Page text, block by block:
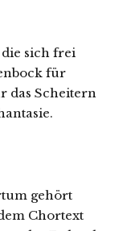
sich frei
für
das Scheitern
gehört
Chortext